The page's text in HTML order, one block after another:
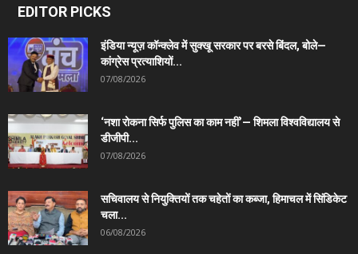
EDITOR PICKS
इंडिया न्यूज़ कॉन्क्लेव में सुक्खू सरकार पर बरसे बिंदल, बोले—
कांग्रेस प्रत्याशियों...
07/08/2026
‘नशा रोकना सिर्फ पुलिस का काम नहीं’— शिमला विश्वविद्यालय से
डीजीपी...
07/08/2026
सचिवालय से नियुक्तियों तक चहेतों का कब्जा, हिमाचल में सिंडिकेट
चला...
06/08/2026